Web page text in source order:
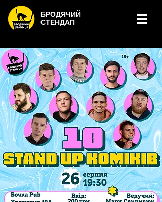
БРОДЯЧИЙ
СТЕНДАП